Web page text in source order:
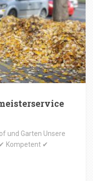
und Garten Unsere
Kompetent ✔